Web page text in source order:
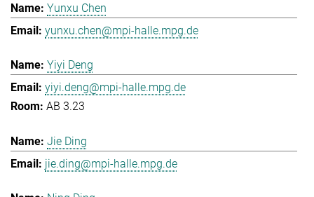
Yunxu Chen
yunxu.chen@mpi-halle.mpg.de
Yiyi Deng
yiyi.deng@mpi-halle.mpg.de
AB 3.23
Jie Ding
jie.ding@mpi-halle.mpg.de